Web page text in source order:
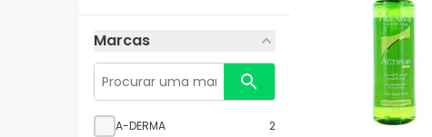
Marcas
A-DERMA
2